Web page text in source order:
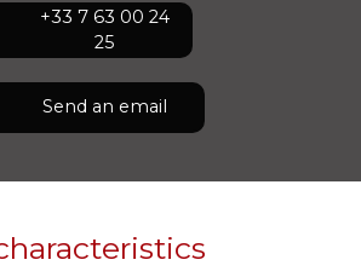
+33 7 63 00 24
25
Send an email